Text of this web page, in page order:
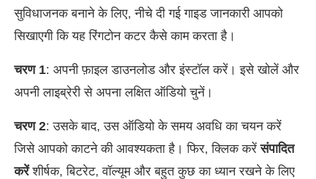
सुविधाजनक बनाने के लिए, नीचे दी गई गाइड जानकारी आपको
सिखाएगी कि यह रिंगटोन कटर कैसे काम करता है।
चरण 1: अपनी फ़ाइल डाउनलोड और इंस्टॉल करें। इसे खोलें और
अपनी लाइब्रेरी से अपना लक्षित ऑडियो चुनें।
चरण 2: उसके बाद, उस ऑडियो के समय अवधि का चयन करें
जिसे आपको काटने की आवश्यकता है। फिर, क्लिक करेंसंपादित
करेंशीर्षक, बिटरेट, वॉल्यूम और बहुत कुछ का ध्यान रखने के लिए